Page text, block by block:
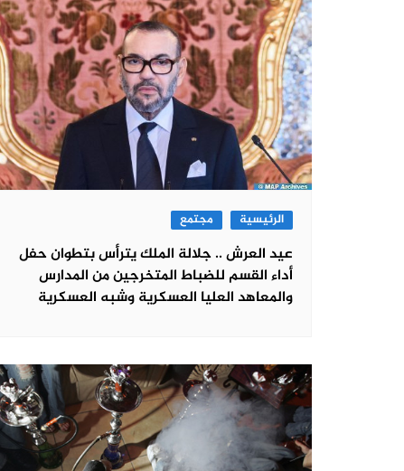
الرئيسية مجتمع
عيد العرش .. جلالة الملك يترأس بتطوان حفل
أداء القسم للضباط المتخرجين من المدارس
والمعاهد العليا العسكرية وشبه العسكرية